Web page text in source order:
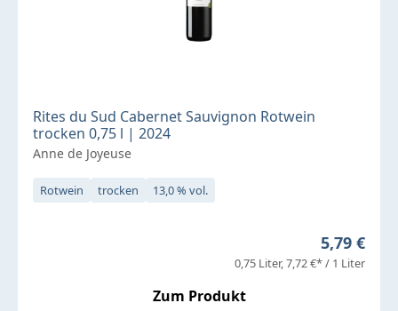
Rites du Sud Cabernet Sauvignon Rotwein
trocken 0,75 l | 2024
Anne de Joyeuse
Rotwein trocken 13,0 % vol.
Regulärer
5,79 €
0,75 Liter 7,72 €* / 1 Liter
Zum Produkt